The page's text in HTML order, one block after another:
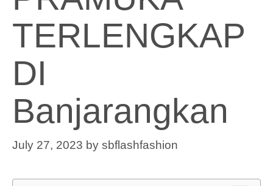
TERLENGKAP
DI
Banjarangkan
July 27, 2023 by sbflashfashion